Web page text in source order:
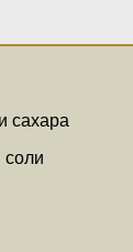
сахара
соли